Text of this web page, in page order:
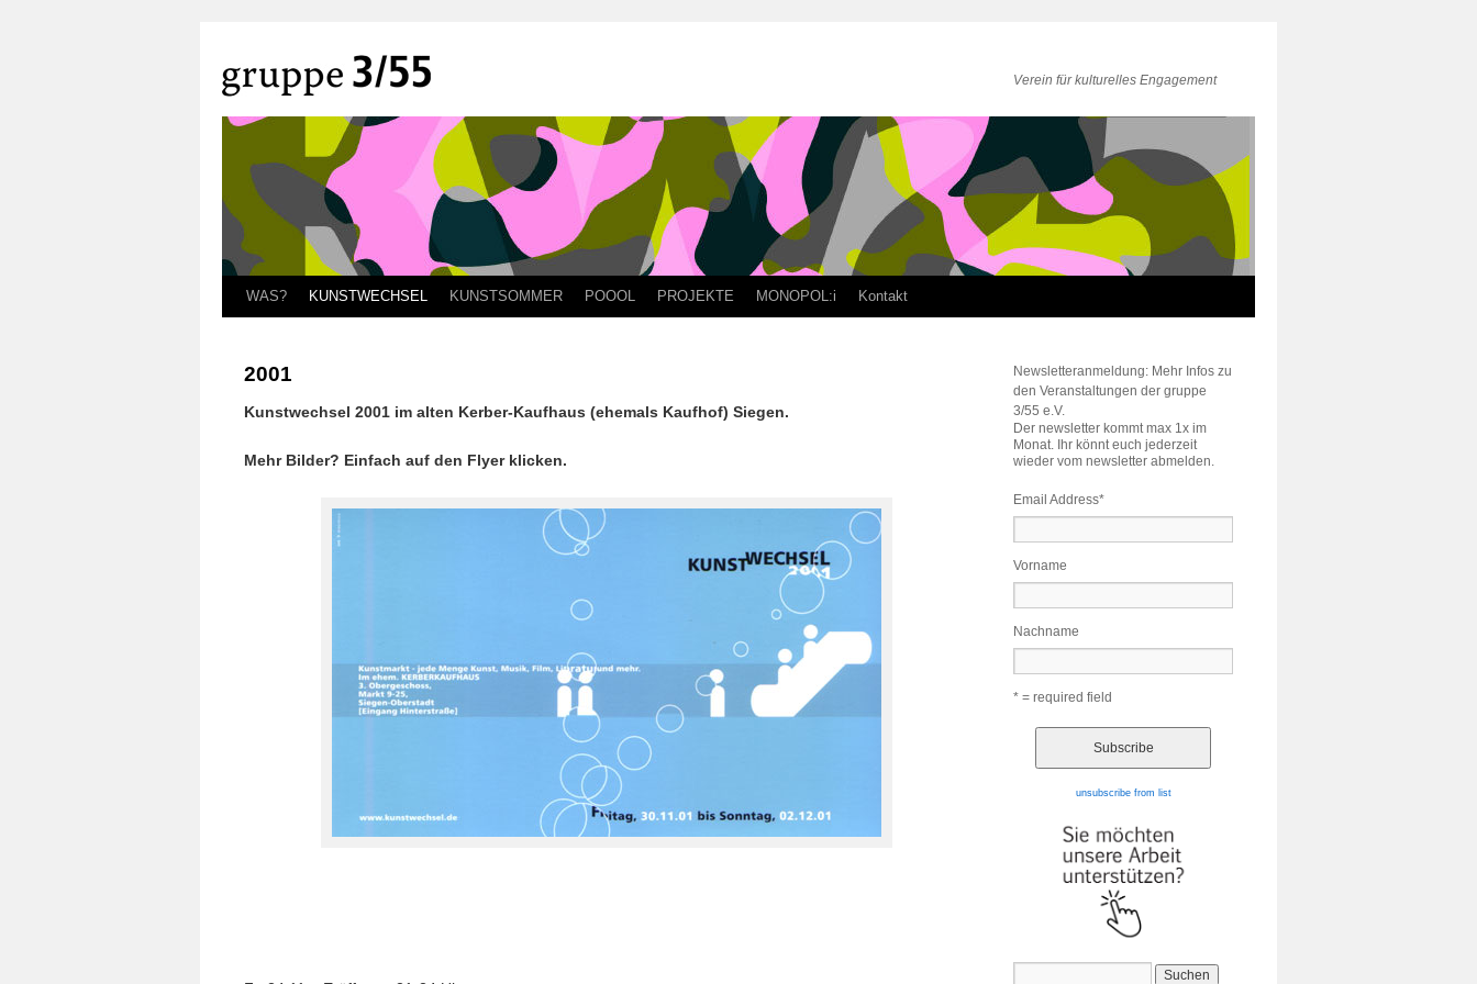
Verein für kulturelles Engagement
WAS? KUNSTWECHSEL KUNSTSOMMER POOOL PROJEKTE MONOPOL:i Kontakt
2001
Kunstwechsel 2001 im alten Kerber-Kaufhaus (ehemals Kaufhof) Siegen.
Mehr Bilder? Einfach auf den Flyer klicken.
Newsletteranmeldung: Mehr Infos zu
den Veranstaltungen der gruppe
3/55 e.V.
Der newsletter kommt max 1x im
Monat. Ihr könnt euch jederzeit
wieder vom newsletter abmelden.
Email Address*
Vorname
Nachname
* = required field
unsubscribe from list